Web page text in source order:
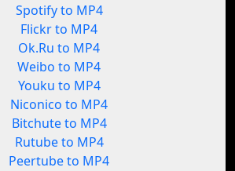
Spotify to MP4
Flickr to MP4
Ok.Ru to MP4
Weibo to MP4
Youku to MP4
Niconico to MP4
Bitchute to MP4
Rutube to MP4
Peertube to MP4